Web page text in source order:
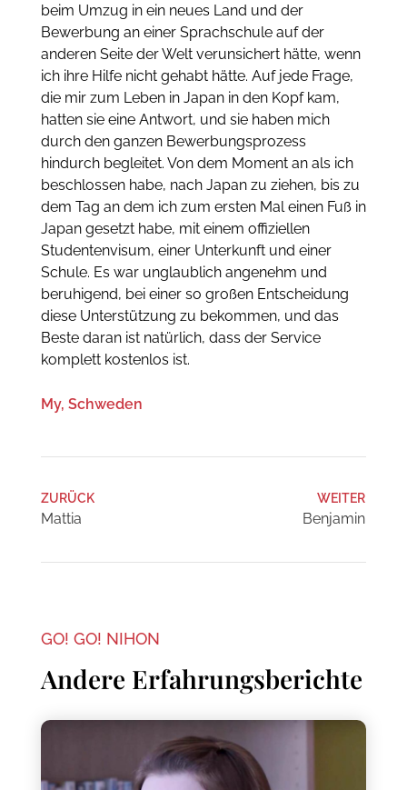
beim Umzug in ein neues Land und der
Bewerbung an einer Sprachschule auf der
anderen Seite der Welt verunsichert hätte, wenn
ich ihre Hilfe nicht gehabt hätte. Auf jede Frage,
die mir zum Leben in Japan in den Kopf kam,
hatten sie eine Antwort, und sie haben mich
durch den ganzen Bewerbungsprozess
hindurch begleitet. Von dem Moment an als ich
beschlossen habe, nach Japan zu ziehen, bis zu
dem Tag an dem ich zum ersten Mal einen Fuß in
Japan gesetzt habe, mit einem offiziellen
Studentenvisum, einer Unterkunft und einer
Schule. Es war unglaublich angenehm und
beruhigend, bei einer so großen Entscheidung
diese Unterstützung zu bekommen, und das
Beste daran ist natürlich, dass der Service
komplett kostenlos ist.
My, Schweden
ZURÜCK
Mattia
WEITER
Benjamin
GO! GO! NIHON
Andere Erfahrungsberichte